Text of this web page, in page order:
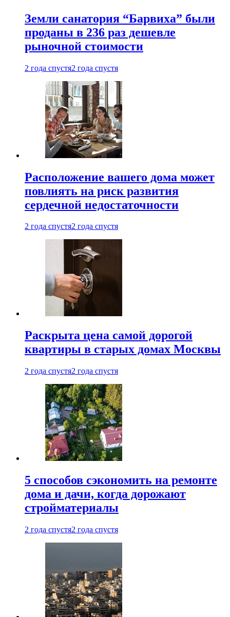
Земли санатория “Барвиха” были
проданы в 236 раз дешевле
рыночной стоимости
2 года спустя2 года спустя
Расположение вашего дома может
повлиять на риск развития
сердечной недостаточности
2 года спустя2 года спустя
Раскрыта цена самой дорогой
квартиры в старых домах Москвы
2 года спустя2 года спустя
5 способов сэкономить на ремонте
дома и дачи, когда дорожают
стройматериалы
2 года спустя2 года спустя